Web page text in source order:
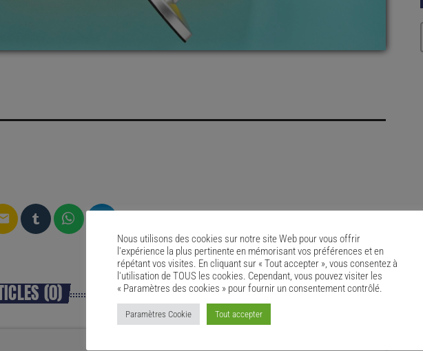
(0)
Nous utilisons des cookies sur notre site Web pour vous offrir
l'expérience la plus pertinente en mémorisant vos préférences et en
répétant vos visites. En cliquant sur « Tout accepter », vous consentez à
l'utilisation de TOUS les cookies. Cependant, vous pouvez visiter les
« Paramètres des cookies » pour fournir un consentement contrôlé.
Paramètres Cookie Tout accepter